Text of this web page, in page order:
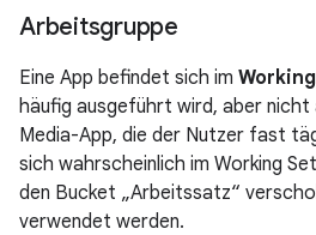
Arbeitsgruppe
Eine App befindet sich im
häufig ausgeführt wird, aber nicht
Media-App, die der Nutzer fast
sich wahrscheinlich im Working
den Bucket „Arbeitssatz“
verwendet werden.